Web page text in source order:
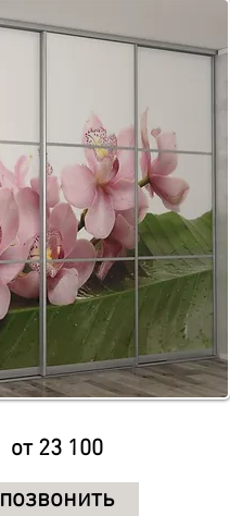
от 23 100
позвонить